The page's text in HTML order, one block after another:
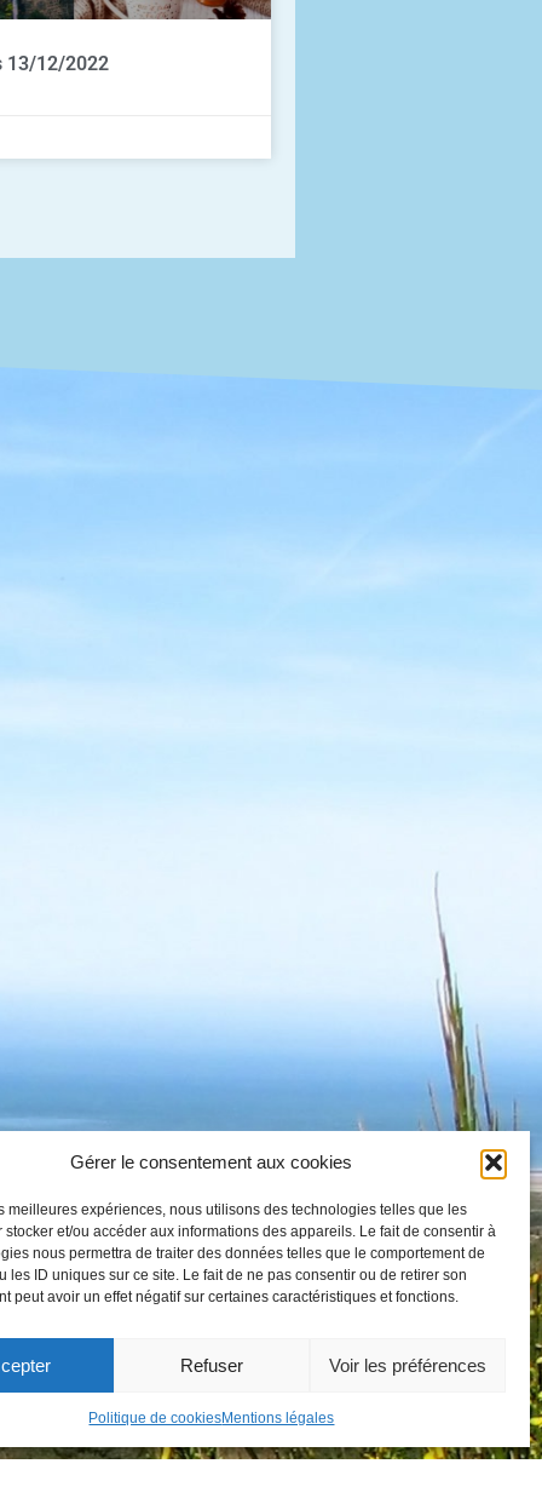
Gérer le consentement aux cookies
meilleures expériences, nous utilisons des technologies telles que les
stocker et/ou accéder aux informations des appareils. Le fait de consentir à
nous permettra de traiter des données telles que le comportement de
les ID uniques sur ce site. Le fait de ne pas consentir ou de retirer son
peut avoir un effet négatif sur certaines caractéristiques et fonctions.
Refuser Voir les préférences
Politique de cookiesMentions légales
13/12/2022